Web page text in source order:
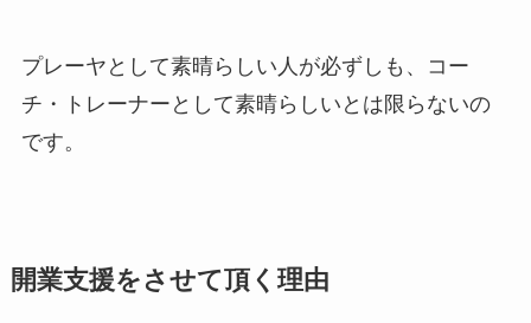
プレーヤとして素晴らしい人が必ずしも、コー
チ・トレーナーとして素晴らしいとは限らないの
です。
開業支援をさせて頂く理由